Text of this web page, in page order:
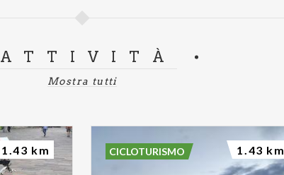
ATTIVITÀ
Mostra tutti
1.43 km CICLOTURISMO 1.43 km